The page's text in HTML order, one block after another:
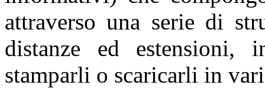
attraverso una serie di
distanze ed estensioni,
stamparli o scaricarli in